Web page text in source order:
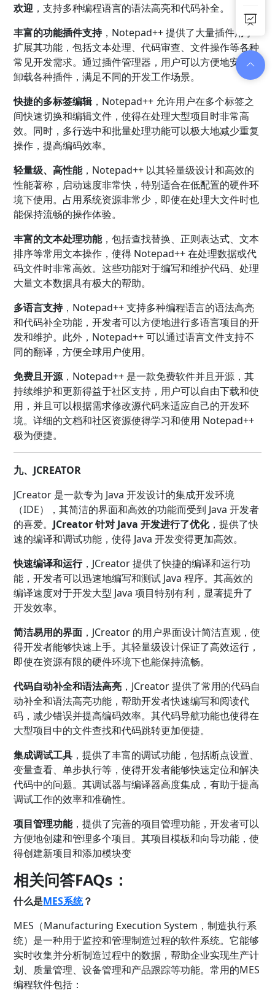
欢迎 ，支持多种编程语言的语法高亮和代码补全。
丰富的功能插件支持，Notepad++ 提供了大量插件用于
扩展其功能，包括文本处理、代码审查、文件操作等各种
常见开发需求。通过插件管理器，用户可以方便地安装和
卸载各种插件，满足不同的开发工作场景。
快捷的多标签编辑，Notepad++ 允许用户在多个标签之
间快速切换和编辑文件，使得在处理大型项目时非常高
效。同时，多行选中和批量处理功能可以极大地减少重复
操作，提高编码效率。
轻量级、高性能，Notepad++ 以其轻量级设计和高效的
性能著称，启动速度非常快，特别适合在低配置的硬件环
境下使用。占用系统资源非常少，即使在处理大文件时也
能保持流畅的操作体验。
丰富的文本处理功能，包括查找替换、正则表达式、文本
排序等常用文本操作，使得 Notepad++ 在处理数据或代
码文件时非常高效。这些功能对于编写和维护代码、处理
大量文本数据具有极大的帮助。
多语言支持，Notepad++ 支持多种编程语言的语法高亮
和代码补全功能，开发者可以方便地进行多语言项目的开
发和维护。此外，Notepad++ 可以通过语言文件支持不
同的翻译，方便全球用户使用。
免费且开源，Notepad++ 是一款免费软件并且开源，其
持续维护和更新得益于社区支持，用户可以自由下载和使
用，并且可以根据需求修改源代码来适应自己的开发环
境。详细的文档和社区资源使得学习和使用 Notepad++
极为便捷。
九、JCREATOR
JCreator 是一款专为 Java 开发设计的集成开发环境
（IDE），其简洁的界面和高效的功能而受到 Java 开发者
的喜爱。 JCreator 针对 Java 开发进行了优化，提供了快
速的编译和调试功能，使得 Java 开发变得更加高效。
快速编译和运行，JCreator 提供了快捷的编译和运行功
能，开发者可以迅速地编写和测试 Java 程序。其高效的
编译速度对于开发大型 Java 项目特别有利，显著提升了
开发效率。
简洁易用的界面 ，JCreator 的用户界面设计简洁直观，使
得开发者能够快速上手。其轻量级设计保证了高效运行，
即使在资源有限的硬件环境下也能保持流畅。
代码自动补全和语法高亮 ，JCreator 提供了常用的代码自
动补全和语法高亮功能，帮助开发者快速编写和阅读代
码，减少错误并提高编码效率。其代码导航功能也使得在
大型项目中的文件查找和代码跳转更加便捷。
集成调试工具 ，提供了丰富的调试功能，包括断点设置、
变量查看、单步执行等，使得开发者能够快速定位和解决
代码中的问题。其调试器与编译器高度集成，有助于提高
调试工作的效率和准确性。
项目管理功能，提供了完善的项目管理功能，开发者可以
方便地创建和管理多个项目。其项目模板和向导功能，使
得创建新项目和添加模块变
相关问答FAQs：
什么是MES系统？
MES（Manufacturing Execution System，制造执行系
统）是一种用于监控和管理制造过程的软件系统。它能够
实时收集并分析制造过程中的数据，帮助企业实现生产计
划、质量管理、设备管理和产品跟踪等功能。常用的MES
编程软件包括：